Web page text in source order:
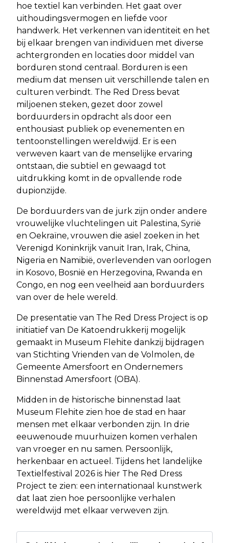
hoe textiel kan verbinden. Het gaat over
uithoudingsvermogen en liefde voor
handwerk. Het verkennen van identiteit en het
bij elkaar brengen van individuen met diverse
achtergronden en locaties door middel van
borduren stond centraal. Borduren is een
medium dat mensen uit verschillende talen en
culturen verbindt. The Red Dress bevat
miljoenen steken, gezet door zowel
borduurders in opdracht als door een
enthousiast publiek op evenementen en
tentoonstellingen wereldwijd. Er is een
verweven kaart van de menselijke ervaring
ontstaan, die subtiel en gewaagd tot
uitdrukking komt in de opvallende rode
dupionzijde.
De borduurders van de jurk zijn onder andere
vrouwelijke vluchtelingen uit Palestina, Syrië
en Oekraïne, vrouwen die asiel zoeken in het
Verenigd Koninkrijk vanuit Iran, Irak, China,
Nigeria en Namibië, overlevenden van oorlogen
in Kosovo, Bosnië en Herzegovina, Rwanda en
Congo, en nog een veelheid aan borduurders
van over de hele wereld.
De presentatie van The Red Dress Project is op
initiatief van De Katoendrukkerij mogelijk
gemaakt in Museum Flehite dankzij bijdragen
van Stichting Vrienden van de Volmolen, de
Gemeente Amersfoort en Ondernemers
Binnenstad Amersfoort (OBA).
Midden in de historische binnenstad laat
Museum Flehite zien hoe de stad en haar
mensen met elkaar verbonden zijn. In drie
eeuwenoude muurhuizen komen verhalen
van vroeger en nu samen. Persoonlijk,
herkenbaar en actueel. Tijdens het landelijke
Textielfestival 2026 is hier The Red Dress
Project te zien: een internationaal kunstwerk
dat laat zien hoe persoonlijke verhalen
wereldwijd met elkaar verweven zijn.